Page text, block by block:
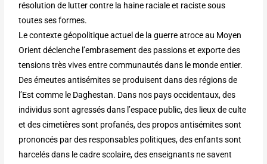
résolution de lutter contre la haine raciale et raciste sous
toutes ses formes.
Le contexte géopolitique actuel de la guerre atroce au Moyen
Orient déclenche l’embrasement des passions et exporte des
tensions très vives entre communautés dans le monde entier.
Des émeutes antisémites se produisent dans des régions de
l’Est comme le Daghestan. Dans nos pays occidentaux, des
individus sont agressés dans l’espace public, des lieux de culte
et des cimetières sont profanés, des propos antisémites sont
prononcés par des responsables politiques, des enfants sont
harcelés dans le cadre scolaire, des enseignants ne savent